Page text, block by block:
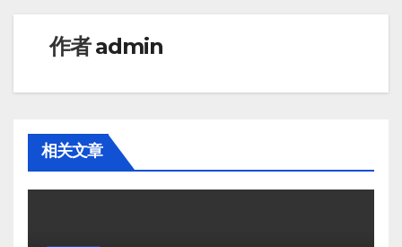
作者admin
相关文章